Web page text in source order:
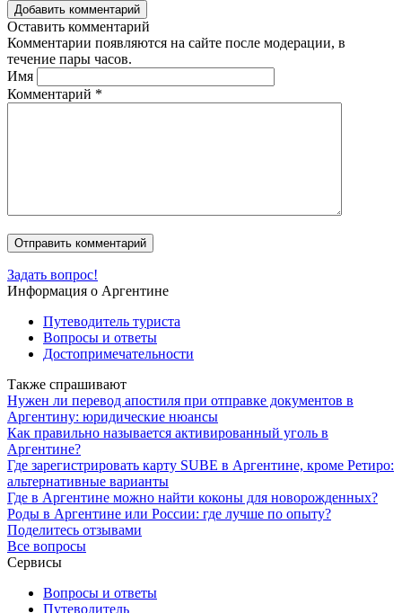
Добавить комментарий
Оставить комментарий
Комментарии появляются на сайте после модерации, в
течение пары часов.
Имя
Комментарий *
Задать вопрос!
Информация о Аргентине
Путеводитель туриста
Вопросы и ответы
Достопримечательности
Также спрашивают
Нужен ли перевод апостиля при отправке документов в
Аргентину: юридические нюансы
Как правильно называется активированный уголь в
Аргентине?
Где зарегистрировать карту SUBE в Аргентине, кроме Ретиро:
альтернативные варианты
Где в Аргентине можно найти коконы для новорожденных?
Роды в Аргентине или России: где лучше по опыту?
Поделитесь отзывами
Все вопросы
Сервисы
Вопросы и ответы
Путеводитель